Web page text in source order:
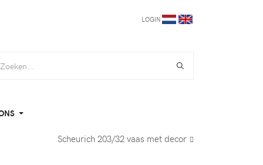
LOGIN
Scheurich 203/32 vaas met decor